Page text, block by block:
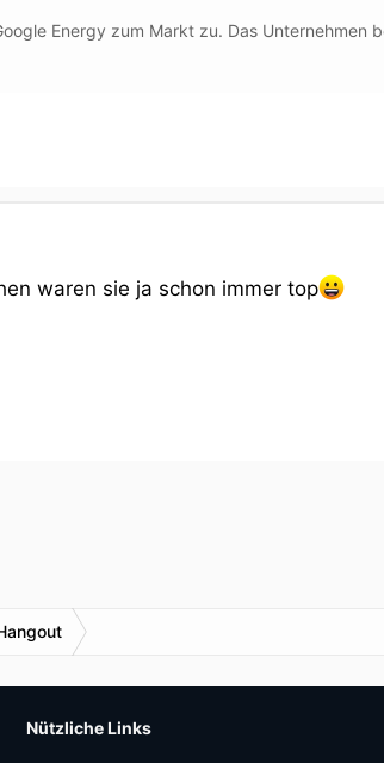
Energy zum Markt zu. Das
waren sie ja schon immer top
Nützliche Links